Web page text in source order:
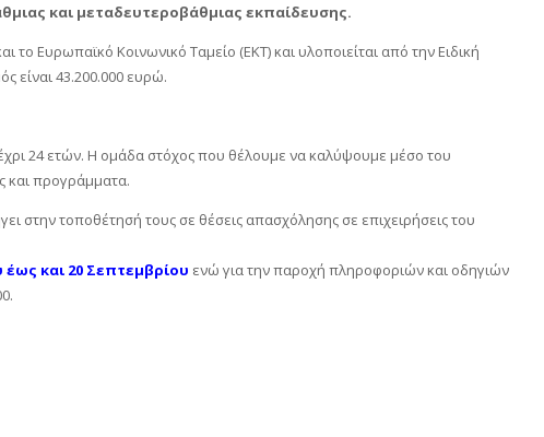
και μεταδευτεροβάθμιας εκπαίδευσης.
Ευρωπαϊκό Κοινωνικό Ταμείο (ΕΚΤ) και υλοποιείται από την Ειδική
είναι 43.200.000 ευρώ.
24 ετών. Η ομάδα στόχος που θέλουμε να καλύψουμε μέσο του
και προγράμματα.
στην τοποθέτησή τους σε θέσεις απασχόλησης σε επιχειρήσεις του
και 20 Σεπτεμβρίου ενώ για την παροχή πληροφοριών και οδηγιών